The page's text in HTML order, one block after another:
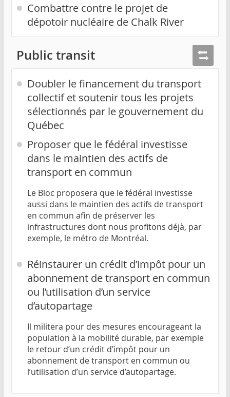
Combattre contre le projet de
dépotoir nucléaire de Chalk River
Public transit
Doubler le financement du transport
collectif et soutenir tous les projets
sélectionnés par le gouvernement du
Québec
Proposer que le fédéral investisse
dans le maintien des actifs de
transport en commun
Le Bloc proposera que le fédéral investisse
aussi dans le maintien des actifs de transport
en commun afin de préserver les
infrastructures dont nous profitons déjà, par
exemple, le métro de Montréal.
Réinstaurer un crédit d’impôt pour un
abonnement de transport en commun
ou l’utilisation d’un service
d’autopartage
Il militera pour des mesures encourageant la
population à la mobilité durable, par exemple
le retour d’un crédit d’impôt pour un
abonnement de transport en commun ou
l’utilisation d’un service d’autopartage.